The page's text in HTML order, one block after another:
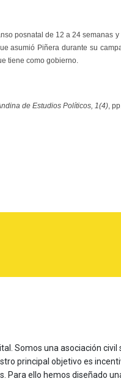
posnatal de 12 a 24 semanas
asumió Piñera durante su
tiene como gobierno.
de Estudios Políticos, 1(4) ,
Somos una asociación civil
principal objetivo es
Para ello hemos diseñado